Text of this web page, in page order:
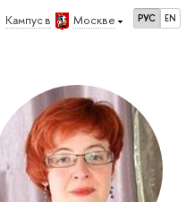
Кампус в Москве РУС EN